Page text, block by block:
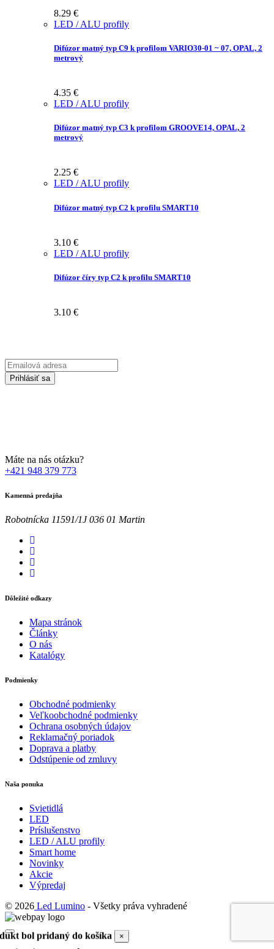
8.29 €
LED / ALU profily
Difúzor matný typ C9 k profilom VARIO30-01 ~ 07, OPAL, 2
metrový
4.35 €
LED / ALU profily
Difúzor matný typ C3 k profilom GROOVE14, OPAL, 2
metrový
2.25 €
LED / ALU profily
Difúzor matný typ C2 k profilu SMART10
3.10 €
LED / ALU profily
Difúzor číry typ C2 k profilu SMART10
3.10 €
Emailová
adresa
Prihlásiť sa
Máte na nás otázku?
+421 948 379 773
Kamenná predajňa
Robotnícka 11591/1J 036 01 Martin
Dôležité odkazy
Mapa stránok
Články
O nás
Katalógy
Podmienky
Obchodné podmienky
Veľkoobchodné podmienky
Ochrana osobných údajov
Reklamačný poriadok
Doprava a platby
Odstúpenie od zmluvy
Naša ponuka
Svietidlá
LED
Príslušenstvo
LED / ALU profily
Smart home
Novinky
Akcie
Výpredaj
© 2026 Led Lumino - Všetky práva vyhradené
bol pridaný do košíka ×